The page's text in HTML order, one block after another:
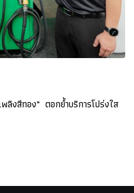
พลิงสีทอง” ตอกย้ำบริการโปร่งใส